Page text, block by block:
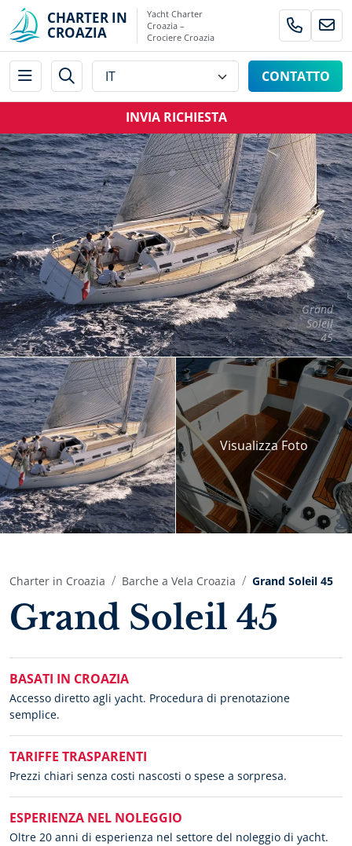
CHARTER IN
CROAZIA
Yacht Charter
Croazia –
Crociere Croazia
CONTATTO
INVIA RICHIESTA
Grand
Soleil
45
VisualizzaFoto
Charter in Croazia Barche a Vela Croazia Grand Soleil 45
Grand Soleil 45
BASATI IN CROAZIA
Accesso diretto agli yacht. Procedura di prenotazione
semplice.
TARIFFE TRASPARENTI
Prezzi chiari senza costi nascosti o spese a sorpresa.
ESPERIENZA NEL NOLEGGIO
Oltre 20 anni di esperienza nel settore del noleggio di yacht.